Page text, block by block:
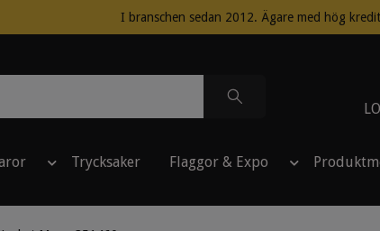
I branschen sedan 2012. Ägare med hög
Trycksaker Flaggor & Expo